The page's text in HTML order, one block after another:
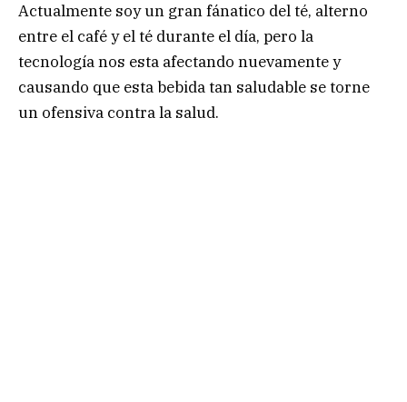
Actualmente soy un gran fánatico del té, alterno
entre el café y el té durante el día, pero la
tecnología nos esta afectando nuevamente y
causando que esta bebida tan saludable se torne
un ofensiva contra la salud.